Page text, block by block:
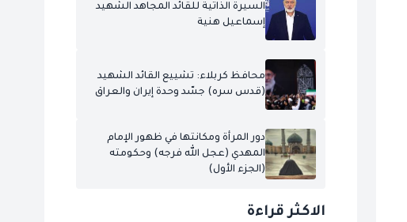
السيرة الذاتية للقائد المجاهد الشهيد
إسماعيل هنية
محافظ كربلاء: تشييع القائد الشهيد
(قدس سره) جسّد وحدة إيران والعراق
دور المرأة ومكانتها في ظهور الإمام
المهدي (عجل الله فرجه) وحكومته
(الجزء الأول)
الاكثر قراءة